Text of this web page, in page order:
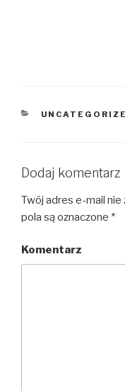
KATEGORIE
Dodaj komentarz
Twój adres e-mail
pola są oznaczone *
Komentarz